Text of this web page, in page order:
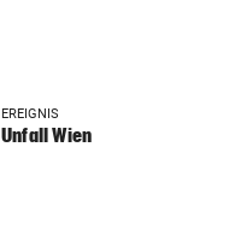
EREIGNIS
Unfall Wien